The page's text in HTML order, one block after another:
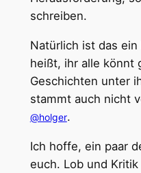
schreiben.
Natürlich ist das
heißt, ihr alle könnt
Geschichten unter
stammt auch nicht
@holger.
Ich hoffe, ein paar
euch. Lob und